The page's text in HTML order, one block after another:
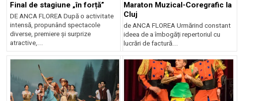
Final de stagiune „în forță”
DE ANCA FLOREA După o activitate
intensă, propunând spectacole
diverse, premiere și surprize
atractive,...
Maraton Muzical-Coregrafic la
Cluj
de ANCA FLOREA Urmărind constant
ideea de a îmbogăți repertoriul cu
lucrări de factură...